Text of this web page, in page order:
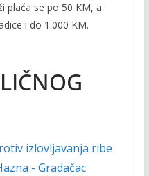
plaća se po 50 KM, a
i do 1.000 KM.
izlovljavanja ribe
- Gradačac